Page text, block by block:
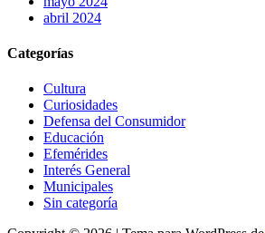
abril 2024
Categorías
Cultura
Curiosidades
Defensa del Consumidor
Educación
Efemérides
Interés General
Municipales
Sin categoría